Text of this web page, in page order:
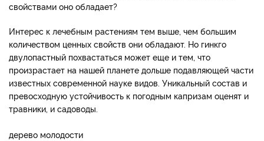
свойствами оно обладает?
Интерес к лечебным растениям тем выше, чем большим
количеством ценных свойств они обладают. Но гинкго
двулопастный похвастаться может еще и тем, что
произрастает на нашей планете дольше подавляющей части
известных современной науке видов. Уникальный состав и
превосходную устойчивость к погодным капризам оценят и
травники, и садоводы.
дерево молодости